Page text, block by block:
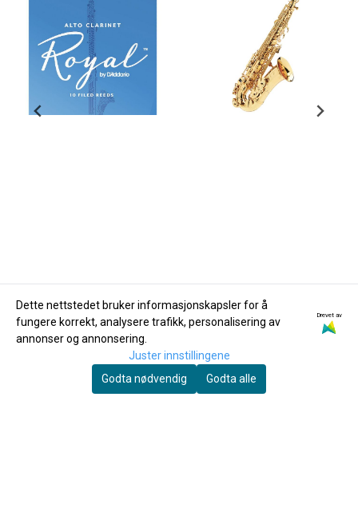
D'Addario
Royal RDB1025 fliser
for Alt-Klarinett 2.5, 10
Altsaksofon BC8301-
1-0GB
13.995,-
Dette nettstedet bruker informasjonskapsler for å
fungere korrekt, analysere trafikk, personalisering av
annonser og annonsering.
Drevet av
Juster innstillingene
Godta nødvendig
Godta alle